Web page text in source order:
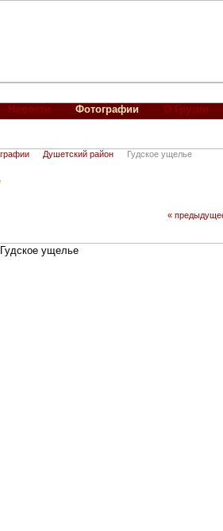
Новости Фотографии О Грузии
Душетский район Гудское ущелье
«